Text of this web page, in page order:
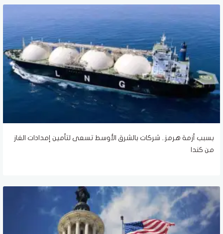
بسبب أزمة هرمز.. شركات بالشرق الأوسط تسعى لتأمين إمدادات الغاز
من كندا